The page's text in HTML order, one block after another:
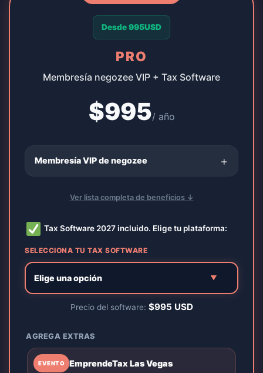
Desde 995USD
PRO
Membresía negozee VIP + Tax Software
$995/ año
Membresía VIP de negozee +
Ver lista completa de beneficios ↓
Tax Software 2027 incluido. Elige tu plataforma:
SELECCIONA TU TAX SOFTWARE
Elige una opción ▼
Precio del software: $995 USD
AGREGA EXTRAS
EVENTO EmprendeTax Las Vegas